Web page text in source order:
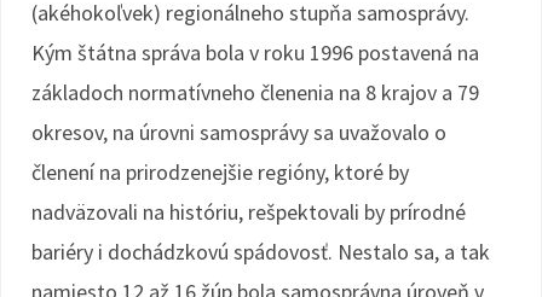
(akéhokoľvek) regionálneho stupňa samosprávy.
Kým štátna správa bola v roku 1996 postavená na
základoch normatívneho členenia na 8 krajov a 79
okresov, na úrovni samosprávy sa uvažovalo o
členení na prirodzenejšie regióny, ktoré by
nadväzovali na históriu, rešpektovali by prírodné
bariéry i dochádzkovú spádovosť. Nestalo sa, a tak